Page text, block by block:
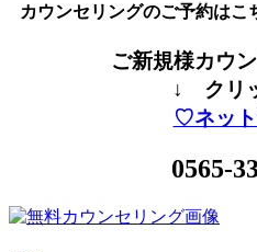
カウンセリングのご予約は
ご新規様カウ
↓ クリ
♡ネッ
0565-